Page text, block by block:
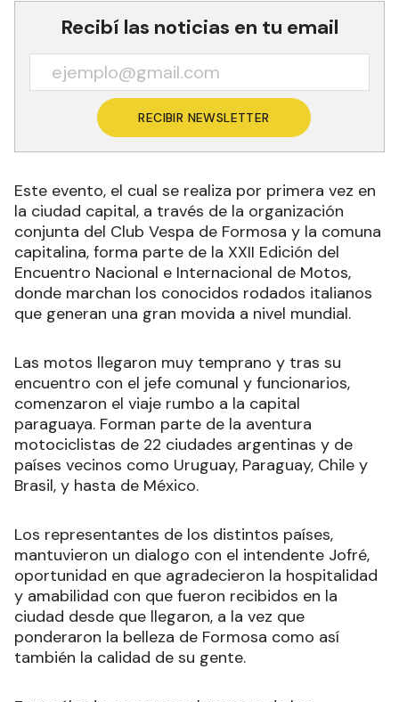
Recibí las noticias en tu email
la ciudad capital, a través de la organización
conjunta del Club Vespa de Formosa y la comuna
capitalina, forma parte de la XXII Edición del
Encuentro Nacional e Internacional de Motos,
donde marchan los conocidos rodados italianos
que generan una gran movida a nivel mundial.
encuentro con el jefe comunal y funcionarios,
comenzaron el viaje rumbo a la capital
paraguaya. Forman parte de la aventura
motociclistas de 22 ciudades argentinas y de
países vecinos como Uruguay, Paraguay, Chile y
Brasil, y hasta de México.
mantuvieron un dialogo con el intendente Jofré,
oportunidad en que agradecieron la hospitalidad
y amabilidad con que fueron recibidos en la
ciudad desde que llegaron, a la vez que
ponderaron la belleza de Formosa como así
también la calidad de su gente.